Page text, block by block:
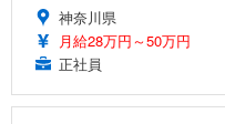
神奈川県
月給28万円～50万円
正社員